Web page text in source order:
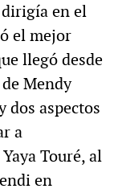
en el
el mejor
llegó desde
Mendy
dos aspectos
a
Touré, al
en